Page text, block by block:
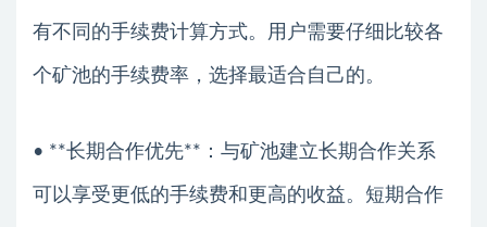
有不同的手续费计算方式。用户需要仔细比较各
个矿池的手续费率，选择最适合自己的。
• **长期合作优先**：与矿池建立长期合作关系
可以享受更低的手续费和更高的收益。短期合作